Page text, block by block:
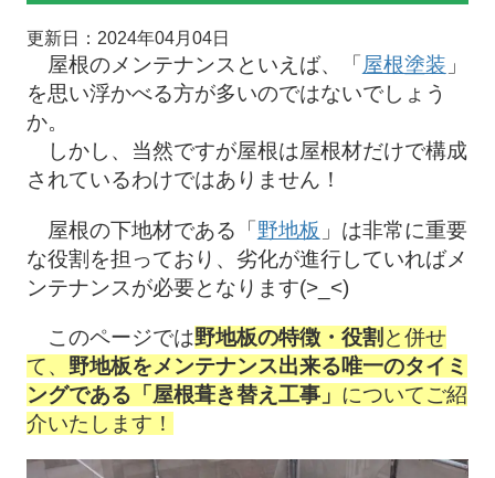
更新日：2024年04月04日
屋根のメンテナンスといえば、「 屋根塗装 」
を思い浮かべる方が多いのではないでしょう
か。
しかし、当然ですが屋根は屋根材だけで構成
されているわけではありません！
屋根の下地材である「野地板 」は非常に重要
な役割を担っており、劣化が進行していればメ
ンテナンスが必要となります(>_<)
このページでは野地板の特徴・役割 と併せ
て、 野地板をメンテナンス出来る唯一のタイミ
ングである「屋根葺き替え工事」 についてご紹
介いたします！